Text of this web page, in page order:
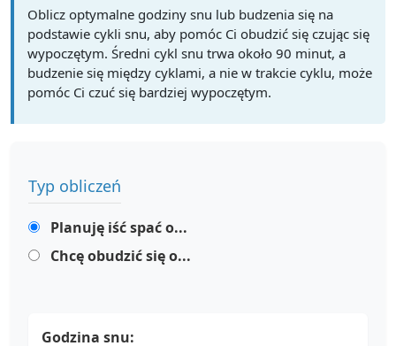
Oblicz optymalne godziny snu lub budzenia się na
podstawie cykli snu, aby pomóc Ci obudzić się czując się
wypoczętym. Średni cykl snu trwa około 90 minut, a
budzenie się między cyklami, a nie w trakcie cyklu, może
pomóc Ci czuć się bardziej wypoczętym.
Typ obliczeń
Planuję iść spać o...
Chcę obudzić się o...
Godzina snu: